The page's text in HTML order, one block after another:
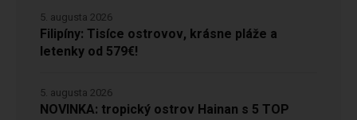
Filipíny: Tisíce ostrovov, krásne pláže a
letenky od 579€!
5. augusta 2026
NOVINKA: tropický ostrov Hainan s 5 TOP
5. augusta 2026